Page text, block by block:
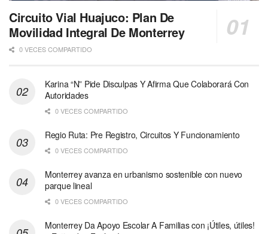
Circuito Vial Huajuco: Plan De
Movilidad Integral De Monterrey
0 VECES COMPARTIDO
Karina “N” Pide Disculpas Y Afirma Que Colaborará Con
Autoridades
0 VECES COMPARTIDO
Regio Ruta: Pre Registro, Circuitos Y Funcionamiento
0 VECES COMPARTIDO
Monterrey avanza en urbanismo sostenible con nuevo
parque lineal
0 VECES COMPARTIDO
Monterrey Da Apoyo Escolar A Familias con ¡Útiles, útiles!